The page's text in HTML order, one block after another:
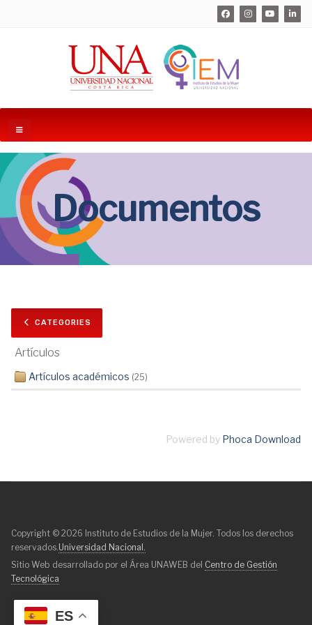
ES
Documentos
CATEGORIES
Artículos
Artículos académicos (25)
Powered by Phoca Download
Copyright © 2026 Instituto de Estudios de la Mujer. Todos los derechos
reservados.Universidad Nacional.
Sitio Web desarrollado por el Área UNAWEB del Centro de Gestión
Tecnológica